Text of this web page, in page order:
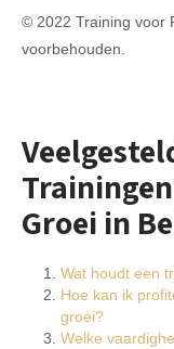
© 2022 Training voor
voorbehouden.
Groei in
Wat houdt een
Hoe kan ik
groei?
Welke